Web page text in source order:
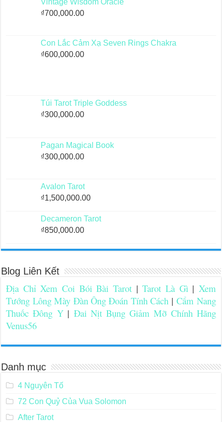
Vintage Wisdom Oracle
₫700,000.00
Con Lắc Cảm Xạ Seven Rings Chakra
₫600,000.00
Túi Tarot Triple Goddess
₫300,000.00
Pagan Magical Book
₫300,000.00
Avalon Tarot
₫1,500,000.00
Decameron Tarot
₫850,000.00
Blog Liên Kết
Địa Chỉ Xem Coi Bói Bài Tarot |Tarot Là Gì | Xem
Tướng Lông Mày Đàn Ông Đoán Tính Cách |Cẩm Nang
Thuốc Đông Y| Đai Nịt Bụng Giảm Mỡ Chính Hãng
Venus56
Danh mục
4 Nguyên Tố
72 Con Quỷ Của Vua Solomon
After Tarot